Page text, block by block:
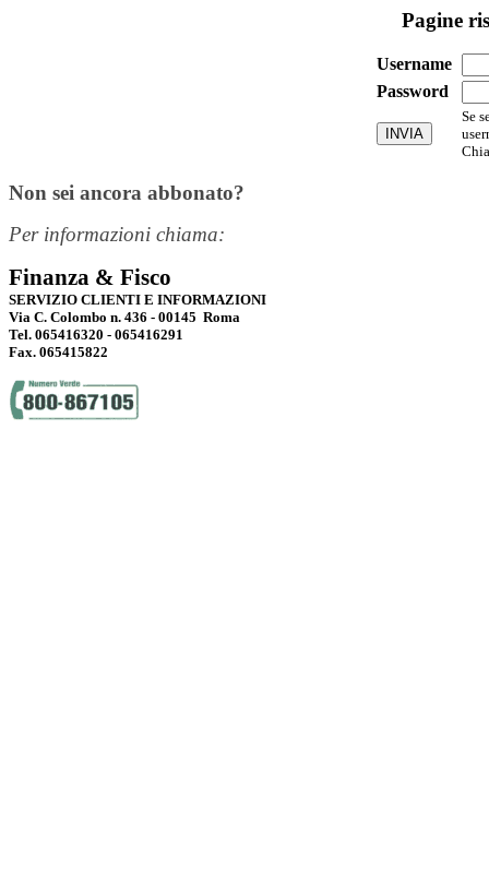
Pagine
Username
Password
Se
Non sei ancora abbonato?
Per informazioni chiama:
Finanza & Fisco
SERVIZIO CLIENTI E INFORMAZIONI
Via C. Colombo n. 436 - 00145 Roma
Tel. 065416320 - 065416291
Fax. 065415822